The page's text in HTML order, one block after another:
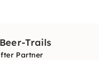
Trails
Partner